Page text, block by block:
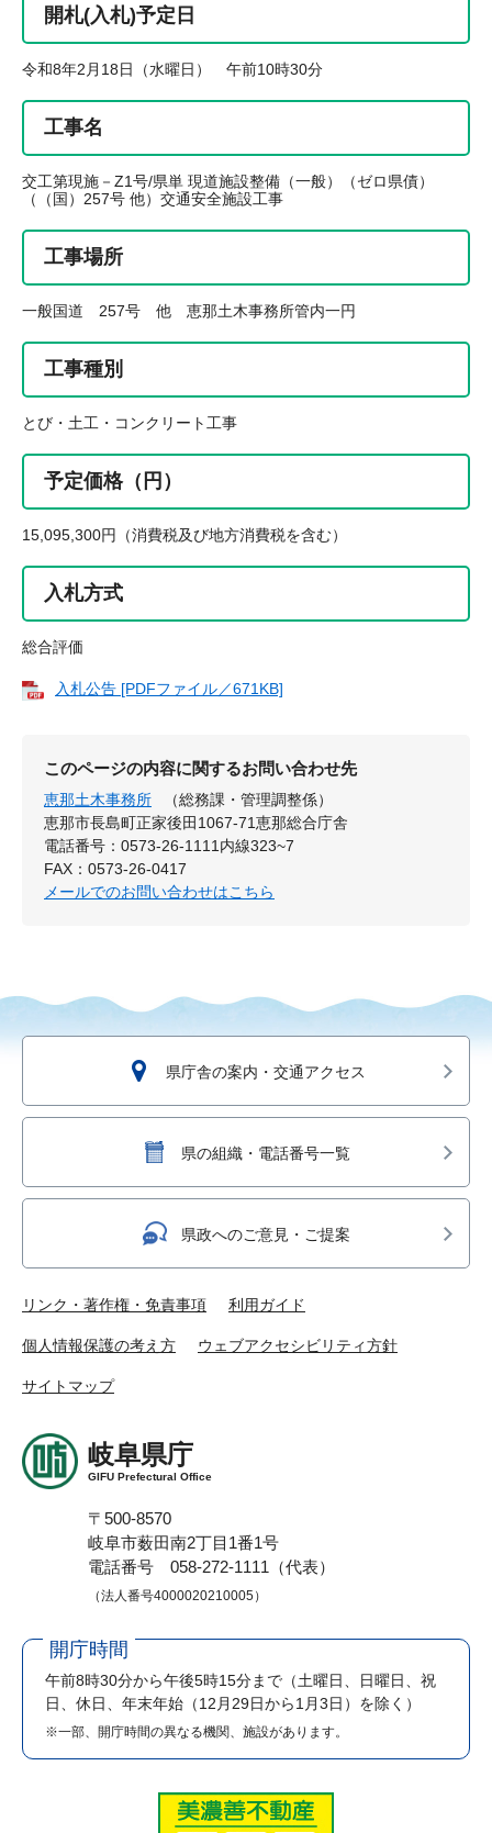
開札(入札)予定日
令和8年2月18日（水曜日） 午前10時30分
工事名
交工第現施－Z1号/県単 現道施設整備（一般）（ゼロ県債）
（（国）257号 他）交通安全施設工事
工事場所
一般国道 257号 他 恵那土木事務所管内一円
工事種別
とび・土工・コンクリート工事
予定価格（円）
15,095,300円（消費税及び地方消費税を含む）
入札方式
総合評価
入札公告 [PDFファイル／671KB]
このページの内容に関するお問い合わせ先
恵那土木事務所
（総務課・管理調整係）
恵那市長島町正家後田1067-71恵那総合庁舎
電話番号：0573-26-1111内線323~7
FAX：0573-26-0417
メールでのお問い合わせはこちら
県庁舎の案内・交通アクセス
県の組織・電話番号一覧
県政へのご意見・ご提案
リンク・著作権・免責事項 利用ガイド
個人情報保護の考え方 ウェブアクセシビリティ方針
サイトマップ
岐阜県庁
GIFU Prefectural Office
〒500-8570
岐阜市薮田南2丁目1番1号
電話番号 058-272-1111（代表）
（法人番号4000020210005）
開庁時間
午前8時30分から午後5時15分まで （土曜日、日曜日、祝
日、休日、年末年始（12月29日から1月3日）を除く）
※一部、開庁時間の異なる機関、施設があります。